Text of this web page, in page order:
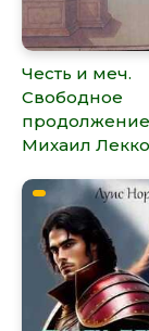
Честь и меч.
Свободное
Михаил